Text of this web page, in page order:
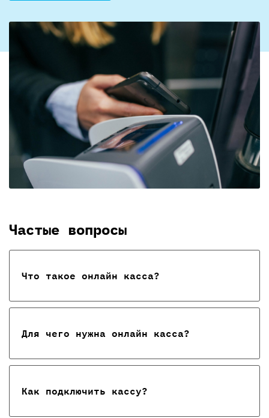
Частые вопросы
Что такое онлайн касса?
Для чего нужна онлайн касса?
Как подключить кассу?